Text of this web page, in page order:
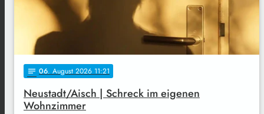
notes 06. August 2026 11:21
Neustadt/Aisch | Schreck im eigenen
Wohnzimmer